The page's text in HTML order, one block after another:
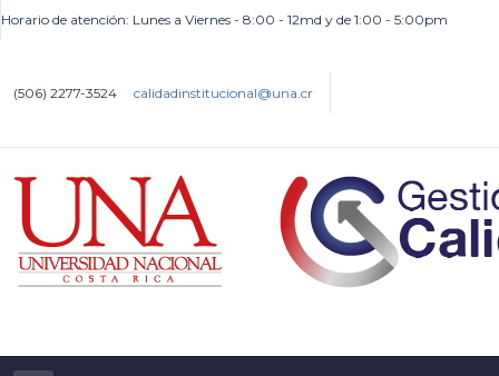
Horario de atención: Lunes a Viernes - 8:00 - 12md y de 1:00 - 5:00pm
(506) 2277-3524 calidadinstitucional@una.cr